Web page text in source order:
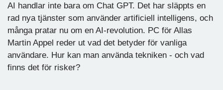
AI handlar inte bara om Chat GPT. Det har släppts en
rad nya tjänster som använder artificiell intelligens, och
många pratar nu om en AI-revolution. PC för Allas
Martin Appel reder ut vad det betyder för vanliga
användare. Hur kan man använda tekniken - och vad
finns det för risker?